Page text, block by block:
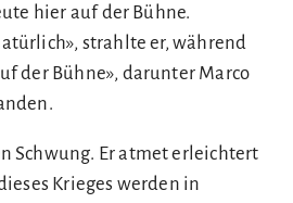
hier auf der Bühne.
strahlte er, während
der Bühne», darunter Marco
Schwung. Er atmet erleichtert
Krieges werden in